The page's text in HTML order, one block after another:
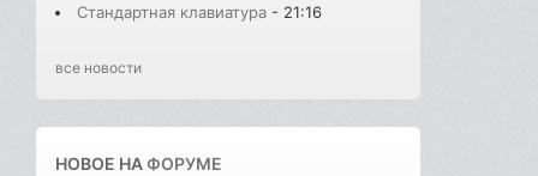
Стандартная клавиатура - 21:16
все новости
НОВОЕ НАФОРУМЕ